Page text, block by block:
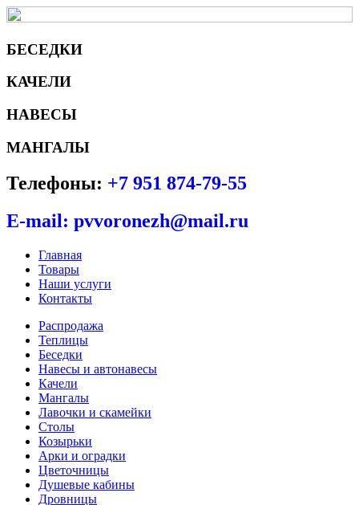
БЕСЕДКИ
КАЧЕЛИ
НАВЕСЫ
МАНГАЛЫ
Телефоны: +7 951 874-79-55
E-mail: pvvoronezh@mail.ru
Главная
Товары
Наши услуги
Контакты
Распродажа
Теплицы
Беседки
Навесы и автонавесы
Качели
Мангалы
Лавочки и скамейки
Столы
Козырьки
Арки и оградки
Цветочницы
Душевые кабины
Дровницы